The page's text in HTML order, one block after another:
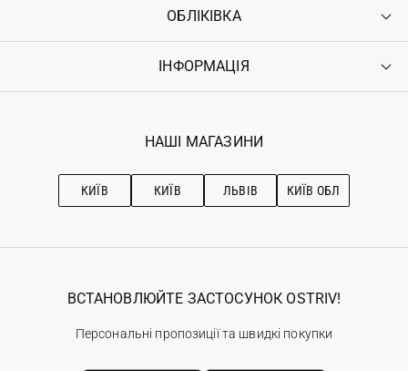
Контакти
Повернення
Гарантія
ОБЛІКІВКА
Увійти
Ostriv Club+
ІНФОРМАЦІЯ
Наші магазини
Рекомендації з догляду
НАШІ МАГАЗИНИ
КИЇВ КИЇВ ЛЬВІВ КИЇВ ОБЛ
ВСТАНОВЛЮЙТЕ ЗАСТОСУНОК OSTRIV!
Персональні пропозиції та швидкі покупки